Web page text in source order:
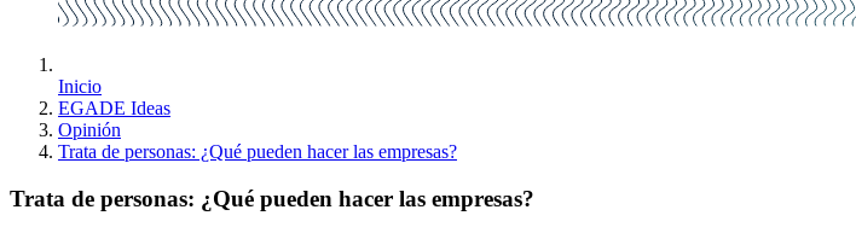
Inicio
EGADE Ideas
Opinión
Trata de personas: ¿Qué pueden hacer las empresas?
Trata de personas: ¿Qué pueden hacer las empresas?